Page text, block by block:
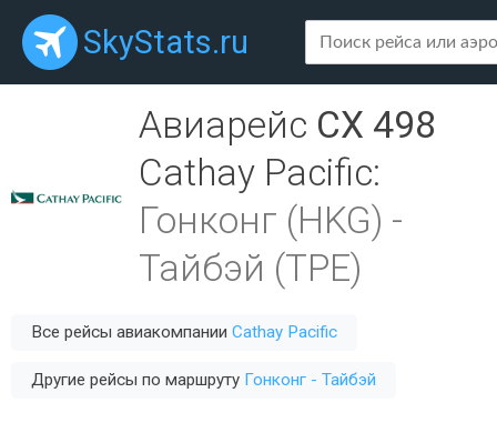
SkyStats.ru
Авиарейс CX 498
Cathay Pacific:
Гонконг (HKG) -
Тайбэй (TPE)
Все рейсы авиакомпании Cathay Pacific
Другие рейсы по маршруту Гонконг - Тайбэй